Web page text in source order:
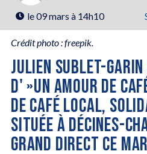
le09 mars à 14h10
Crédit photo : freepik.
JULIEN SUBLET-
D' »UN AMOUR DE
DE CAFÉ LOCAL,
SITUÉE À DÉCINES-
GRAND DIRECT CE